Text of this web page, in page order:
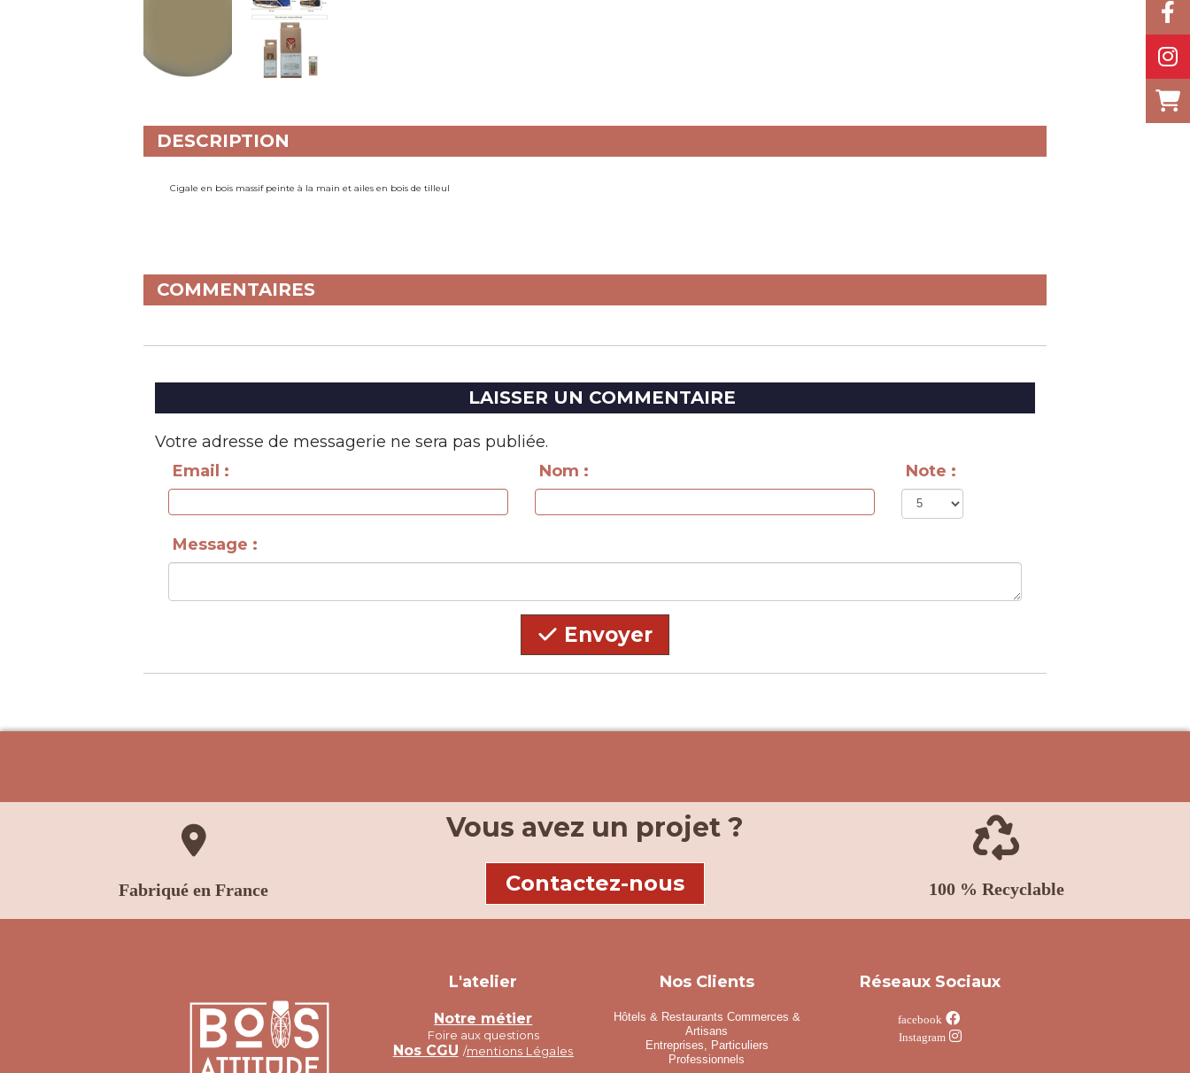
DESCRIPTION
Cigale en bois massif peinte à la main et ailes en bois de tilleul
COMMENTAIRES
LAISSER UN COMMENTAIRE
Votre adresse de messagerie ne sera pas publiée.
Email :
Nom : Note :
Message :
Envoyer

Fabriqué en France
Vous avez un projet ?
Contactez-nous

100 % Recyclable
L'atelier
Notre métier
Foire aux questions
Nos CGU /mentions Légales
Nos Clients
Hôtels & Restaurants Commerces &
Artisans
Entreprises, Particuliers
Professionnels
Réseaux Sociaux
facebook 
Instagram 